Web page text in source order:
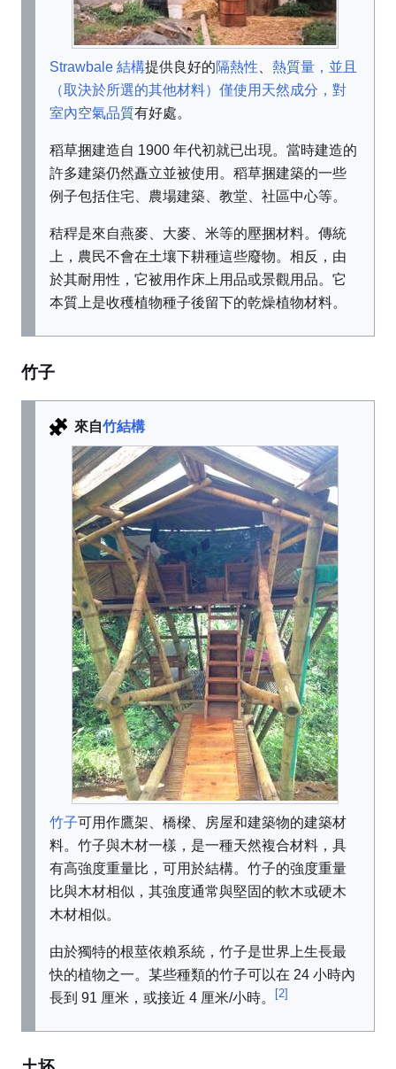
Strawbale 結構提供良好的隔熱性
熱質量，並且
（取決於所選的其他材料）僅使用天然成分，對
室內空氣品質有好處。
稻草捆建造自 1900 年代初就已出現。當時建造的
許多建築仍然矗立並被使用。稻草捆建築的一些
例子包括住宅、農場建築、教堂、社區中心等。
秸稈是來自燕麥、大麥、米等的壓捆材料。傳統
上，農民不會在土壤下耕種這些廢物。相反，由
於其耐用性，它被用作床上用品或景觀用品。它
本質上是收穫植物種子後留下的乾燥植物材料。
竹子
來自竹結構
竹子可用作鷹架、橋樑、房屋和建築物的建築材
料。竹子與木材一樣，是一種天然複合材料，具
有高強度重量比，可用於結構。竹子的強度重量
比與木材相似，其強度通常與堅固的軟木或硬木
木材相似。
由於獨特的根莖依賴系統，竹子是世界上生長最
快的植物之一。某些種類的竹子可以在 24 小時內
長到 91 厘米，或接近 4 厘米/小時。
[2]